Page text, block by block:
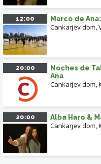
12:00 Marco de
Cankarjev dom,
20:00
Noches de
Ana
Cankarjev dom,
20:00 Alba Haro &
Cankarjev dom,